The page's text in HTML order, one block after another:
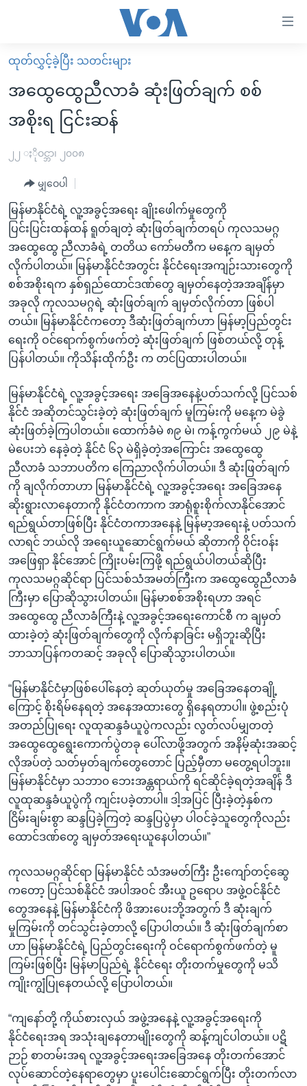
လွယ်ကူ
စေ
သည့်
များ
အကြောင်းအရာ
သို့
ကျော်
ကြည့်
စာမျက်နှာ
သို့
ကျော်
ကြည့်
ရန်
ရှာဖွေ
နေရာ
ကျော်
မူလစာမျက်နှာ
မြန်မာ
ကမ္ဘာ့သတင်းများ
နိုင်ငံတကာ
အစ္စရေး-ပါလက်စတိုင်း
ဗွီဒီယို
ရပ်ဝန်းတခု လမ်းတခု အလွန်
အင်္ဂလိပ်စာလေ့လာမယ်
အမေရိကန်သုံးအီဒီယံ
မကြေးမုံရဲ့ အင်္ဂလိပ်စာ
ရုပ်ရှင်ထဲက အင်္ဂလိပ်စာ
သုတပဒေသာ အင်္ဂလိပ်စာ
အပတ်စဉ်ကဏ္ဍများ
ရေဒီယို
တီဗွီ
ရေဒီယိုနှင့်ရုပ်သံ အချက်အလက်များ
ရေဒီယို/တီဗွီအစီအစဉ်
Learning English
ဗွီအိုအေ လူမှုကွန်ယက်များ
ဘာသာစကားများ
ထုတ်လွှင့်ခဲ့ပြီး သတင်းများ
အထွေထွေညီလာခံ ဆုံးဖြတ်ချက် စစ်
အစိုးရ ငြင်းဆန်
၂၂ ႏိုဝင္ဘာ၊ ၂၀၀၈
မျှဝေပါ
မြန်မာနိုင်ငံရဲ့ လူ့အခွင့်အရေး ချိုးဖေါက်မှုတွေကို
ပြင်းပြင်းထန်ထန် ရူတ်ချတဲ့ ဆုံးဖြတ်ချက်တရပ် ကုလသမဂ္ဂ
အထွေထွေ ညီလာခံရဲ့ တတိယ ကော်မတီက မနေ့က ချမှတ်
လိုက်ပါတယ်။ မြန်မာနိုင်ငံအတွင်း နိုင်ငံရေးအကျဉ်းသားတွေကို
စစ်အစိုးရက နှစ်ရှည်ထောင်ဒဏ်တွေ ချမှတ်နေတဲ့အအချိန်မှာ
အခုလို ကုလသမဂ္ဂရဲ့ ဆုံးဖြတ်ချက် ချမှတ်လိုက်တာ ဖြစ်ပါ
တယ်။ မြန်မာနိုင်ငံကတော့ ဒီဆုံးဖြတ်ချက်ဟာ မြန်မာ့ပြည်တွင်း
ရေးကို ဝင်ရောက်စွက်ဖက်တဲ့ ဆုံးဖြတ်ချက် ဖြစ်တယ်လို့ တုန့်
ပြန်ပါတယ်။ ကိုသိန်းထိုက်ဦး က တင်ပြထားပါတယ်။
မြန်မာနိုင်ငံရဲ့ လူ့အခွင့်အရေး အခြေအနေနဲ့ပတ်သက်လို့ ပြင်သစ်
နိုင်ငံ အဆိုတင်သွင်းခဲ့တဲ့ ဆုံးဖြတ်ချက် မူကြမ်းကို မနေ့က မဲခွဲ
ဆုံးဖြတ်ခဲ့ကြပါတယ်။ ထောက်ခံမဲ ၈၉ မဲ၊ ကန့်ကွက်မယ် ၂၉ မဲနဲ့
မဲပေးဘဲ နေခဲ့တဲ့ နိုင်ငံ ၆၃ မဲရှိခဲ့တဲ့အကြောင်း အထွေထွေ
ညီလာခံ သဘာပတိက ကြေညာလိုက်ပါတယ်။ ဒီ ဆုံးဖြတ်ချက်
ကို ချလိုက်တာဟာ မြန်မာနိုင်ငံရဲ့ လူ့အခွင့်အရေး အခြေအနေ
ဆိုးရွားလာနေတာကို နိုင်ငံတကာက အာရုံစူးစိုက်လာနိုင်အောင်
ရည်ရွယ်တာဖြစ်ပြီး နိုင်ငံတကာအနေနဲ့ မြန်မာ့အရေးနဲ့ ပတ်သက်
လာရင် ဘယ်လို အရေးယူဆောင်ရွက်မယ် ဆိုတာကို ဝိုင်းဝန်း
အဖြေရှာ နိုင်အောင် ကြိုးပမ်းကြဖို့ ရည်ရွယ်ပါတယ်ဆိုပြီး
ကုလသမဂ္ဂဆိုင်ရာ ပြင်သစ်သံအမတ်ကြီးက အထွေထွေညီလာခံ
ကြီးမှာ ပြောဆိုသွားပါတယ်။ မြန်မာစစ်အစိုးရဟာ အရင်
အထွေထွေ ညီလာခံကြီးနဲ့ လူ့အခွင့်အရေးကောင်စီ က ချမှတ်
ထားခဲ့တဲ့ ဆုံးဖြတ်ချက်တွေကို လိုက်နာခြင်း မရှိဘူးဆိုပြီး
ဘာသာပြန်ကတဆင့် အခုလို ပြောဆိုသွားပါတယ်။
“မြန်မာနိုင်ငံမှာဖြစ်ပေါ်နေတဲ့ ဆုတ်ယုတ်မှု အခြေအနေတချို့
ကြောင့် စိုးရိမ်နေရတဲ့ အနေအထားတွေ ရှိနေရတာပါ။ ဖွဲ့စည်းပုံ
အတည်ပြုရေး လူထုဆန္ဒခံယူပွဲကလည်း လွတ်လပ်မျှတတဲ့
အထွေထွေရွေးကောက်ပွဲတခု ပေါ်လာဖို့အတွက် အနိမ့်ဆုံးအဆင့်
လိုအပ်တဲ့ သတ်မှတ်ချက်တွေတောင် ပြည့်မှီတာ မတွေ့ရပါဘူး။
မြန်မာနိုင်ငံမှာ သဘာ၀ ဘေးအန္တရာယ်ကို ရင်ဆိုင်ခဲ့ရတဲ့အချိန် ဒီ
လူထုဆန္ဒခံယူပွဲကို ကျင်းပခဲ့တာပါ။ ဒါ့အပြင် ပြီးခဲ့တဲ့နှစ်က
ငြိမ်းချမ်းစွာ ဆန္ဒပြခဲ့ကြတဲ့ ဆန္ဒပြပွဲမှာ ပါဝင်ခဲ့သူတွေကိုလည်း
ထောင်ဒဏ်တွေ ချမှတ်အရေးယူနေပါတယ်။”
ကုလသမဂ္ဂဆိုင်ရာ မြန်မာနိုင်ငံ သံအမတ်ကြီး ဦးကျော်တင့်ဆွေ
ကတော့ ပြင်သစ်နိုင်ငံ အပါအဝင် အီးယူ ဥရောပ အဖွဲ့ဝင်နိုင်ငံ
တွေအနေနဲ့ မြန်မာနိုင်ငံကို ဖိအားပေးဘို့အတွက် ဒီ ဆုံးချက်
မှုကြမ်းကို တင်သွင်းခဲ့တာလို့ ပြောပါတယ်။ ဒီ ဆုံးဖြတ်ချက်စာ
ဟာ မြန်မာနိုင်ငံရဲ့ ပြည်တွင်းရေးကို ဝင်ရောက်စွက်ဖက်တဲ့ မူ
ကြမ်းဖြစ်ပြီး မြန်မာပြည်ရဲ့ နိုင်ငံရေး တိုးတက်မှုတွေကို မသိ
ကျိုးကျွံပြုနေတယ်လို့ ပြောပါတယ်။
“ကျနော်တို့ ကိုယ်စားလှယ် အဖွဲ့အနေနဲ့ လူ့အခွင့်အရေးကို
နိုင်ငံရေးအရ အသုံးချနေတာမျိုးတွေကို ဆန့်ကျင်ပါတယ်။ ပဋိ
ဉာဉ် စာတမ်းအရ လူ့အခွင့်အရေးအခြေအနေ တိုးတက်အောင်
လုပ်ဆောင်တဲ့နေရာတွေမှာ ပူးပေါင်းဆောင်ရွက်ပြီး တိုးတက်လာ